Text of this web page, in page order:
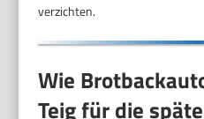
verzichten.
Wie
Teig für die